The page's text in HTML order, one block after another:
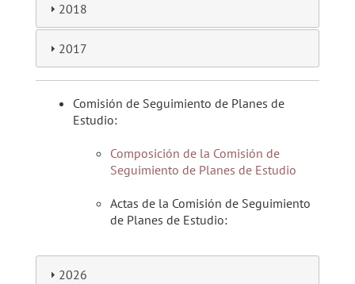
2018
2017
Comisión de Seguimiento de Planes de
Estudio:
Composición de la Comisión de
Seguimiento de Planes de Estudio
Actas de la Comisión de Seguimiento
de Planes de Estudio:
2026